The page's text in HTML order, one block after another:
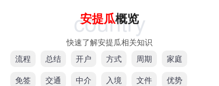
安提瓜概览
country
快速了解安提瓜相关知识
流程
总结 开户 方式 周期
家庭
免签
交通 中介 入境 文件 优势